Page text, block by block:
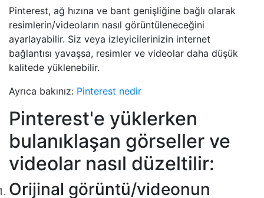
Pinterest, ağ hızına ve bant genişliğine bağlı olarak
resimlerin/videoların nasıl görüntüleneceğini
ayarlayabilir. Siz veya izleyicilerinizin internet
bağlantısı yavaşsa, resimler ve videolar daha düşük
kalitede yüklenebilir.
Ayrıca bakınız: Pinterest nedir
Pinterest'e yüklerken
bulanıklaşan görseller ve
videolar nasıl düzeltilir:
Orijinal görüntü/videonun